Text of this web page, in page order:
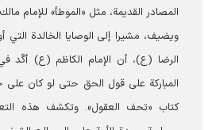
المصادر القديمة، مثل «الموطأ» للإمام
ويضيف، مشيرا إلى الوصايا الخالدة التي
الرضا (ع)، أن الإمام الكاظم (ع) أكّد في
المباركة على قول الحق حتى لو كان
كتاب «تحف العقول». وتكشف هذه